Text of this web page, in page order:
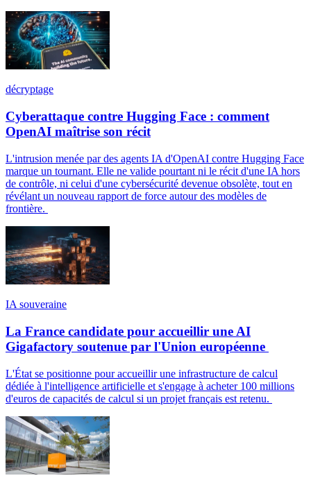
décryptage
Cyberattaque contre Hugging Face : comment
OpenAI maîtrise son récit
L'intrusion menée par des agents IA d'OpenAI contre Hugging Face
marque un tournant. Elle ne valide pourtant ni le récit d'une IA hors
de contrôle, ni celui d'une cybersécurité devenue obsolète, tout en
révélant un nouveau rapport de force autour des modèles de
frontière.
IA souveraine
La France candidate pour accueillir une AI
Gigafactory soutenue par l'Union européenne
L'État se positionne pour accueillir une infrastructure de calcul
dédiée à l'intelligence artificielle et s'engage à acheter 100 millions
d'euros de capacités de calcul si un projet français est retenu.